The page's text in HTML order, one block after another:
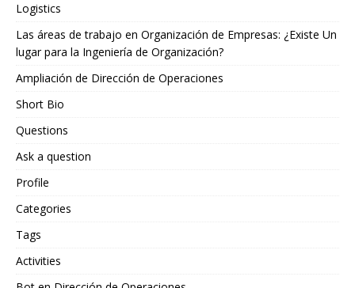
Logistics
Las áreas de trabajo en Organización de Empresas: ¿Existe Un
lugar para la Ingeniería de Organización?
Ampliación de Dirección de Operaciones
Short Bio
Questions
Ask a question
Profile
Categories
Tags
Activities